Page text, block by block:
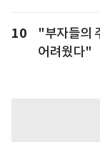
10
"부자들의
어려웠다"